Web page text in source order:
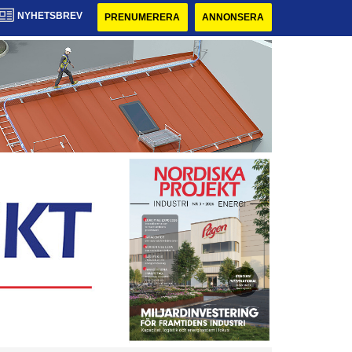
NYHETSBREV PRENUMERERA ANNONSERA